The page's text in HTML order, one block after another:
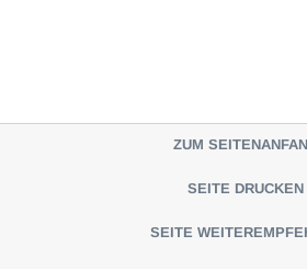
ZUM
SEITE DRUCKEN
SEITE